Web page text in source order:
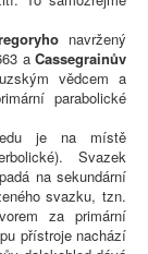
navržený
a Cassegrainův
vědcem a
parabolické
je na místě
Svazek
na sekundární
svazku, tzn.
za primární
přístroje nachází